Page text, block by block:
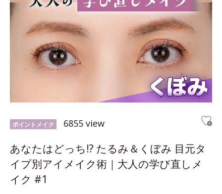
ポイントメイク 6855 view
あなたはどっち!? たるみ＆くぼみ 目元タ
イプ別アイメイク術｜大人の学び直しメ
イク #1